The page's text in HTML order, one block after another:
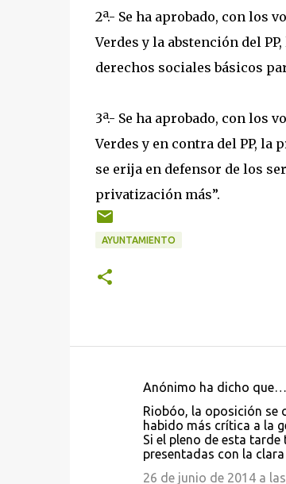
2ª.- Se ha aprobado, con los
Verdes y la abstención del
derechos sociales básicos
3ª.- Se ha aprobado, con los
Verdes y en contra del PP, la
se erija en defensor de los
privatización más”.
AYUNTAMIENTO
Anónimo ha dicho que…
Riobóo, la oposición se
habido más crítica a la
Si el pleno de esta
presentadas con la
26 de junio de 2014 a